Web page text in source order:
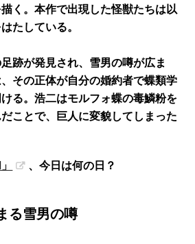
く。本作で出現した怪獣たちは以
たしている。
跡が発見され、雪男の噂が広ま
その正体が自分の婚約者で蝶類学
る。浩二はモルフォ蝶の毒鱗粉を
ことで、巨人に変貌してしまった
、今日は何の日？
る雪男の噂